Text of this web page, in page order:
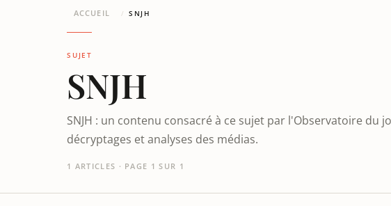
ACCUEIL / SNJH
SUJET
SNJH
SNJH : un contenu consacré à ce sujet par l'Observatoire du
décryptages et analyses des médias.
1 ARTICLES · PAGE 1 SUR 1